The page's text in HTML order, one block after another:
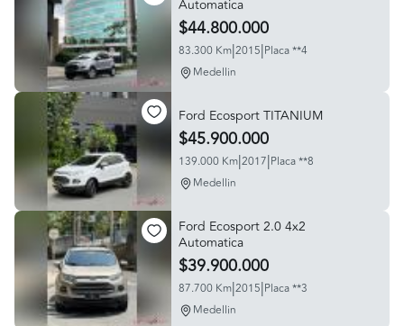
Automatica
$44.800.000
83.300 Km|2015|Placa **4
Medellin
Ford Ecosport TITANIUM
$45.900.000
139.000 Km|2017|Placa **8
Medellin
Ford Ecosport 2.0 4x2
Automatica
$39.900.000
87.700 Km|2015|Placa **3
Medellin